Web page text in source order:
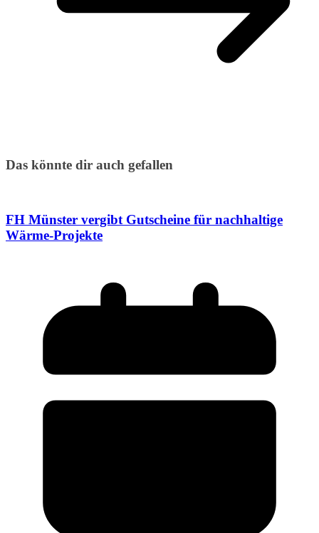
Das könnte dir auch gefallen
FH Münster vergibt Gutscheine für nachhaltige
Wärme-Projekte